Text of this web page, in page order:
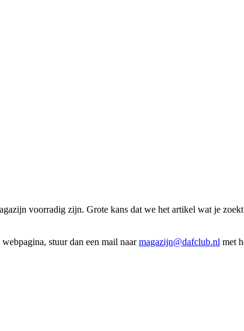
voorradig zijn. Grote kans dat we het artikel wat je
stuur dan een mail naarmagazijn@dafclub.nl met